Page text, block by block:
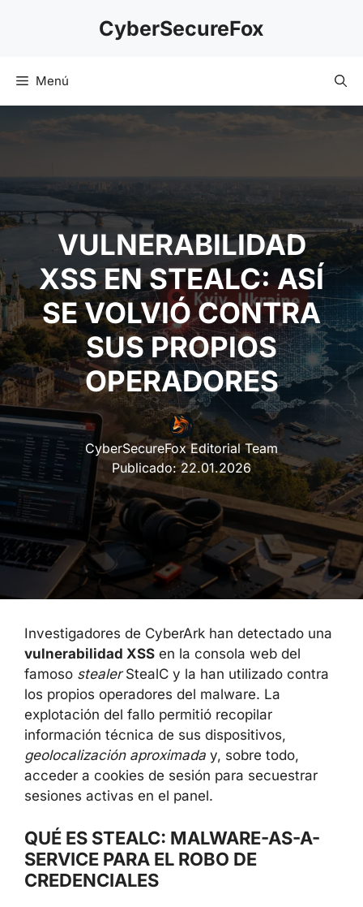
CyberSecureFox
Menú
VULNERABILIDAD
XSS EN STEALC: ASÍ
SE VOLVIÓ CONTRA
SUS PROPIOS
OPERADORES
CyberSecureFox Editorial Team
Publicado:22.01.2026
Investigadores de CyberArk han detectado una
vulnerabilidad XSS en la consola web del
famoso stealerStealC y la han utilizado contra
los propios operadores del malware. La
explotación del fallo permitió recopilar
información técnica de sus dispositivos,
geolocalización aproximada y, sobre todo,
acceder a cookies de sesión para secuestrar
sesiones activas en el panel.
QUÉ ES STEALC: MALWARE-AS-A-
SERVICE PARA EL ROBO DE
CREDENCIALES